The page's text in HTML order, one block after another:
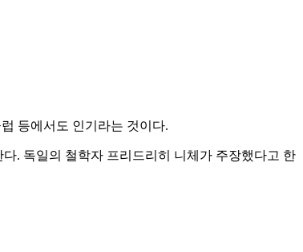
등에서도 인기라는 것이다.
다. 독일의 철학자 프리드리히 니체가 주장했다고 한